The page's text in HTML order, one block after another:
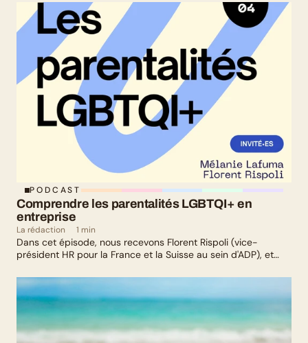
PODCAST
Comprendre les parentalités LGBTQI+ en
entreprise
La rédaction 1 min
Dans cet épisode, nous recevons Florent Rispoli (vice-
président HR pour la France et la Suisse au sein d'ADP), et
leurs parcours de parents LGBTQ+.